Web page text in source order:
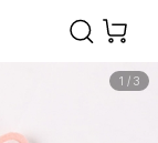
1 / 3